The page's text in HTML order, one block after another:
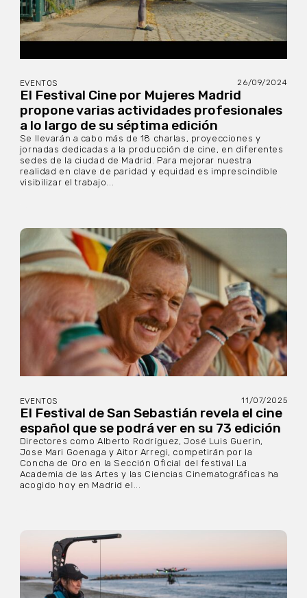
EVENTOS 26/09/2024
El Festival Cine por Mujeres Madrid
propone varias actividades profesionales
a lo largo de su séptima edición
Se llevarán a cabo más de 18 charlas, proyecciones y
jornadas dedicadas a la producción de cine, en diferentes
sedes de la ciudad de Madrid. Para mejorar nuestra
realidad en clave de paridad y equidad es imprescindible
visibilizar el trabajo...
EVENTOS 11/07/2025
El Festival de San Sebastián revela el cine
español que se podrá ver en su 73 edición
Directores como Alberto Rodríguez, José Luis Guerin,
Jose Mari Goenaga y Aitor Arregi, competirán por la
Concha de Oro en la Sección Oficial del festival La
Academia de las Artes y las Ciencias Cinematográficas ha
acogido hoy en Madrid el...